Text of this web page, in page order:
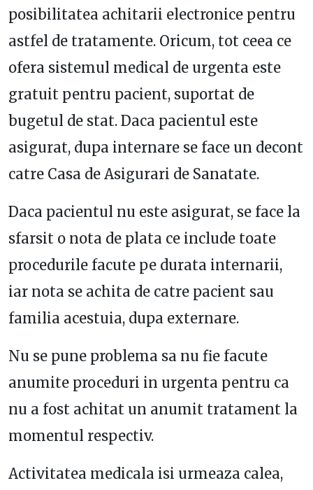
posibilitatea achitarii electronice pentru
astfel de tratamente. Oricum, tot ceea ce
ofera sistemul medical de urgenta este
gratuit pentru pacient, suportat de
bugetul de stat. Daca pacientul este
asigurat, dupa internare se face un decont
catre Casa de Asigurari de Sanatate.
Daca pacientul nu este asigurat, se face la
sfarsit o nota de plata ce include toate
procedurile facute pe durata internarii,
iar nota se achita de catre pacient sau
familia acestuia, dupa externare.
Nu se pune problema sa nu fie facute
anumite proceduri in urgenta pentru ca
nu a fost achitat un anumit tratament la
momentul respectiv.
Activitatea medicala isi urmeaza calea,